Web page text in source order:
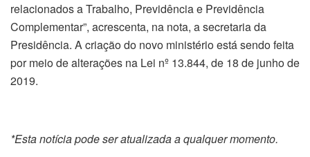
relacionados a Trabalho, Previdência e Previdência
Complementar”, acrescenta, na nota, a secretaria da
Presidência. A criação do novo ministério está sendo feita
por meio de alterações na Lei nº 13.844, de 18 de junho de
2019.
*Esta notícia pode ser atualizada a qualquer momento.